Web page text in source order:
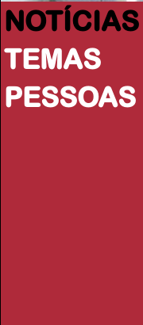
NOTÍCIAS
TEMAS
PESSOAS